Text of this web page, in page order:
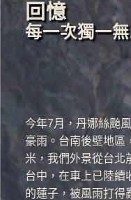
回憶
每一次獨一
今年7月，丹娜絲颱
豪雨。台南後壁地區
米，我們外景從台北
台中，在車上已陸續
的蓮子，被風雨打得